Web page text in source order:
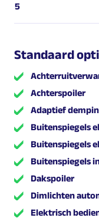
5
Standaard
Achterspoiler
Adaptief
Buitenspiegels
Buitenspiegels
Buitenspiegels
Dakspoiler
Dimlichten
Elektrisch